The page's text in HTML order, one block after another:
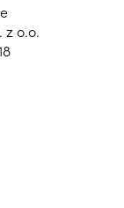
z o.o.